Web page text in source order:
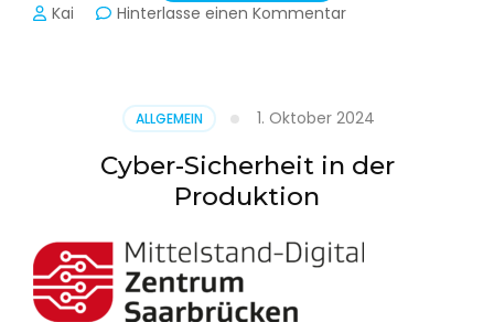
Kai Hinterlasse einen Kommentarzu
seinen
Lagebericht
zur
in
Deutschland
ALLGEMEIN 1. Oktober 2024
Cyber-Sicherheit in der
Produktion